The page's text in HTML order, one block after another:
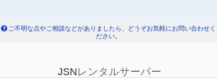
ご不明な点やご相談などがありましたら、どうぞお気軽にお問い合わせく
ださい。
JSNレンタルサーバー